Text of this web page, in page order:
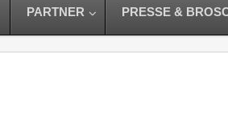
PARTNER PRESSE &